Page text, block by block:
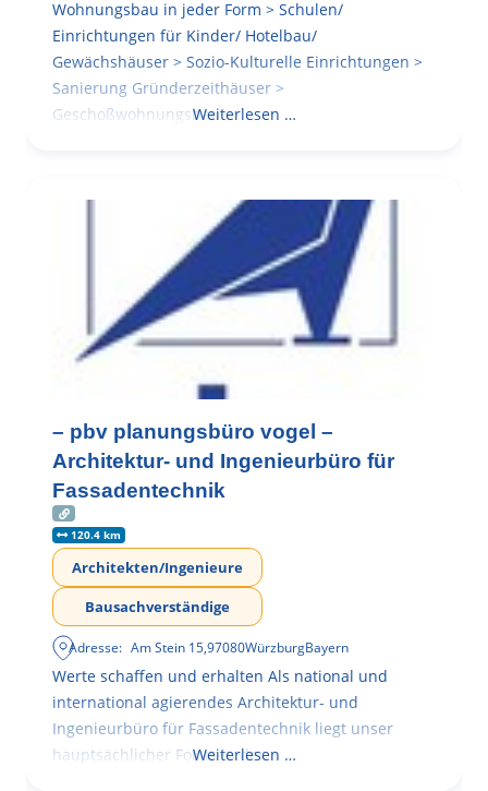
Wohnungsbau in jeder Form > Schulen/
Einrichtungen für Kinder/ Hotelbau/
Gewächshäuser > Sozio-Kulturelle Einrichtungen >
Sanierung Gründerzeithäuser >
GeschoßwohnungsbauWeiterlesen …
– pbv planungsbüro vogel –
Architektur- und Ingenieurbüro für
Fassadentechnik
120.4 km
Architekten/Ingenieure
Bausachverständige
Adresse: Am Stein 15,97080WürzburgBayern
Werte schaffen und erhalten Als national und
international agierendes Architektur- und
Ingenieurbüro für Fassadentechnik liegt unser
hauptsächlicher Fokus in der
Weiterlesen …